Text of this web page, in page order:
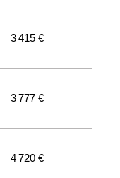
3 415 €
3 777 €
4 720 €